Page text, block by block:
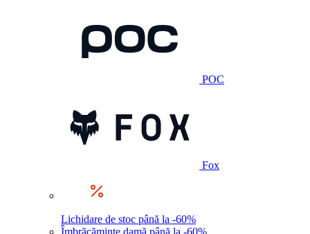
POC
Fox
Lichidare de stoc până la -60%
Îmbrăcăminte damă până la -60%